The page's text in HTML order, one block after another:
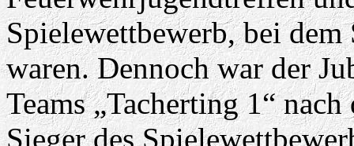
Spielewettbewerb, bei
waren. Dennoch war der
Teams „Tacherting 1“
Sieger des